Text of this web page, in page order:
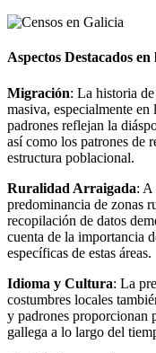
Aspectos Destacados
Migración: La historia
masiva, especialmente
padrones reflejan la
así como los patrones de
estructura poblacional.
Ruralidad Arraigada: A
predominancia de zonas
recopilación de datos
cuenta de la importancia
específicas de estas áreas.
Idioma y Cultura: La
costumbres locales
y padrones proporcionan
gallega a lo largo del